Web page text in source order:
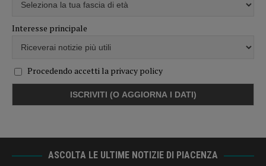
Interesse principale
Procedendo accetti la privacy policy
ASCOLTA LE ULTIME NOTIZIE DI PIACENZA